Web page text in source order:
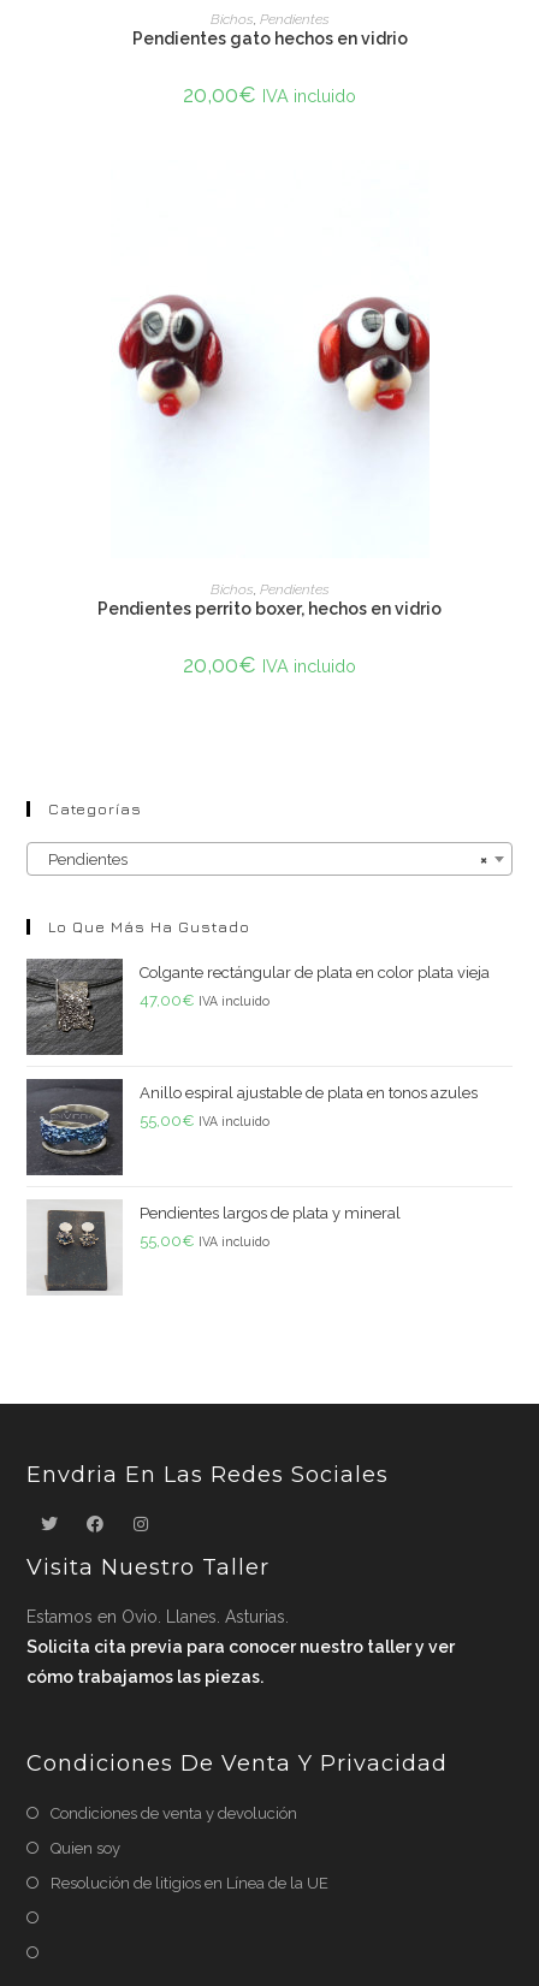
SELECT OPTIONS
Bichos, Pendientes
Pendientes gato hechos en vidrio
20,00€ IVA incluido
SELECT OPTIONS
Bichos Pendientes
Pendientes perrito boxer, hechos en vidrio
20,00€ IVA incluido
Categorías
×
Pendientes
Lo Que Más Ha Gustado
Colgante rectángular de plata en color plata vieja
47,00€ IVA incluido
Anillo espiral ajustable de plata en tonos azules
55,00€ IVA incluido
Pendientes largos de plata y mineral
55,00€ IVA incluido
Envdria En Las Redes Sociales
Visita Nuestro Taller
Estamos en Ovio. Llanes. Asturias.
Solicita cita previa para conocer nuestro taller y ver
cómo trabajamos las piezas.
Condiciones De Venta Y Privacidad
Condiciones de venta y devolución
Quien soy
Resolución de litigios en Línea de la UE